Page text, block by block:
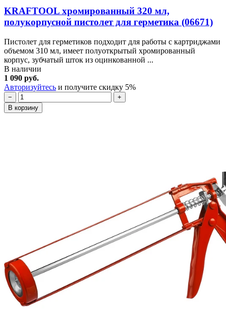
KRAFTOOL хромированный 320 мл,
полукорпусной пистолет для герметика (06671)
Пистолет для герметиков подходит для работы с картриджами
объемом 310 мл, имеет полуоткрытый хромированный
корпус, зубчатый шток из оцинкованной ...
В наличии
1 090 руб.
Авторизуйтесь и получите скидку 5%
−
+
В корзину